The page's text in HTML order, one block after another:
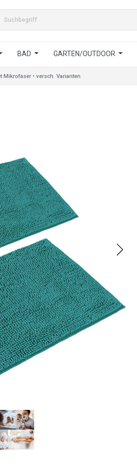
BAD GARTEN/OUTDOOR
Mikrofaser • versch. Varianten